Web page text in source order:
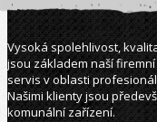
Vysoká spolehlivost,
jsou základem naší
servis v oblasti
Našimi klienty jsou
komunální zařízení.